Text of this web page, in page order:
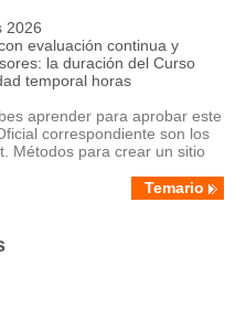
2026
evaluación continua y
la duración del Curso
temporal horas
aprender para aprobar este
correspondiente son los
Métodos para crear un sitio
Temario